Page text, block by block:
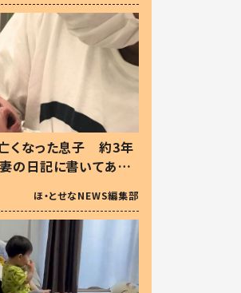
くなった息子 約3年
の日記に書いてあっ
ほ・とせなNEWS編集部